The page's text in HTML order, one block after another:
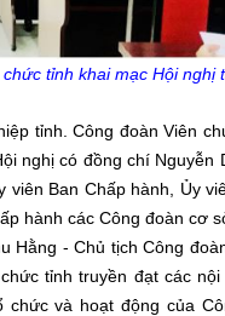
tỉnh khai mạc Hội nghị
tỉnh. Công đoàn Viên
nghị có đồng chí Nguyễn
Ban Chấp hành, Ủy
hành các Công đoàn cơ
- Chủ tịch Công
tỉnh truyền đạt các
và hoạt động của